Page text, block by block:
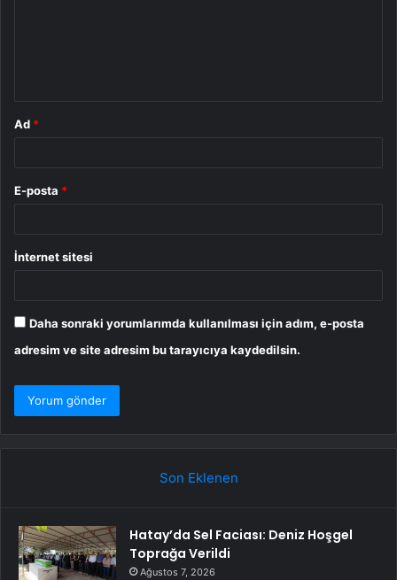
Ad *
E-posta *
İnternet sitesi
Daha sonraki yorumlarımda kullanılması için adım, e-posta
adresim ve site adresim bu tarayıcıya kaydedilsin.
Son Eklenen
Hatay’da Sel Faciası: Deniz Hoşgel
Toprağa Verildi
Ağustos 7, 2026